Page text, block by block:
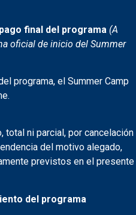
final del programa (A
oficial de inicio del Summer
programa, el Summer Camp
total ni parcial, por cancelación
del motivo alegado,
previstos en el presente
del programa